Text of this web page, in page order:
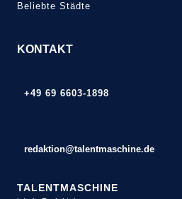
Beliebte Städte
KONTAKT
+49 69 6603-1898
redaktion@talentmaschine.de
TALENTMASCHINE